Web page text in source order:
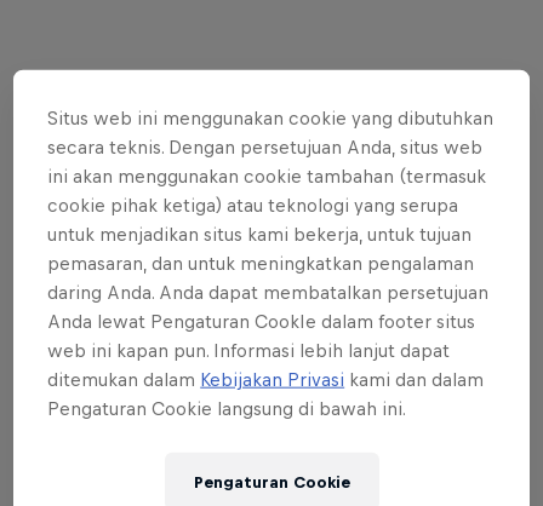
Shop the Collection
Situs web ini menggunakan cookie yang dibutuhkan
secara teknis. Dengan persetujuan Anda, situs web
ini akan menggunakan cookie tambahan (termasuk
cookie pihak ketiga) atau teknologi yang serupa
untuk menjadikan situs kami bekerja, untuk tujuan
pemasaran, dan untuk meningkatkan pengalaman
daring Anda. Anda dapat membatalkan persetujuan
Anda lewat Pengaturan CookIe dalam footer situs
web ini kapan pun. Informasi lebih lanjut dapat
ditemukan dalam Kebijakan Privasi kami dan dalam
Pengaturan Cookie langsung di bawah ini.
Pengaturan Cookie